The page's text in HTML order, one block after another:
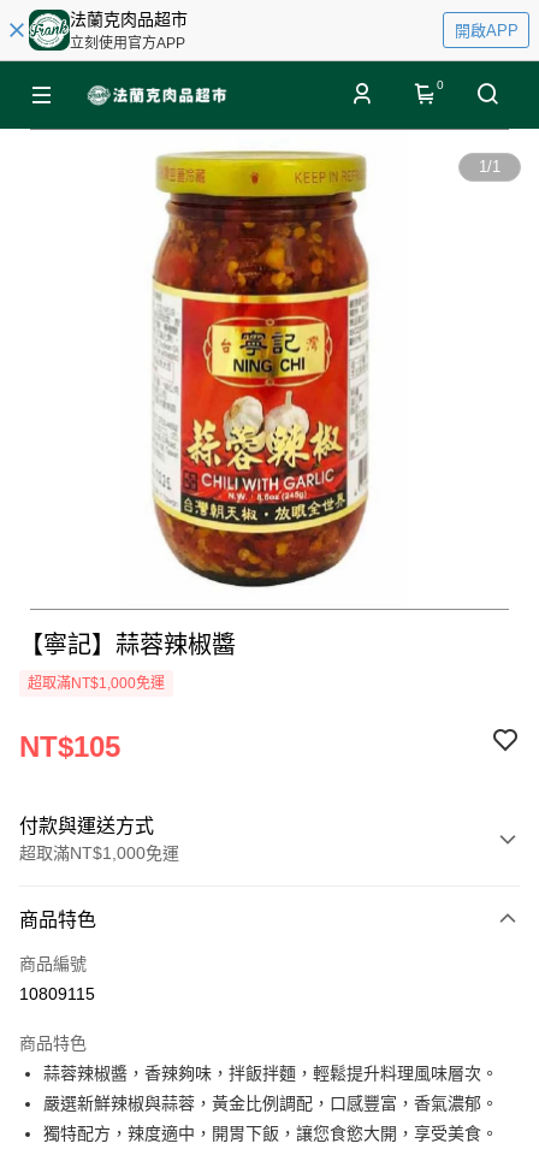
法蘭克肉品超市
立刻使用官方APP
開啟APP
0
1/1
【寧記】蒜蓉辣椒醬
超取滿NT$1,000免運
NT$105
付款與運送方式
超取滿NT$1,000免運
信用卡一次付款
LINE Pay
街口支付
悠遊付
商品特色
商品編號
10809115
商品特色
蒜蓉辣椒醬，香辣夠味，拌飯拌麵，輕鬆提升料理風味層次。
嚴選新鮮辣椒與蒜蓉，黃金比例調配，口感豐富，香氣濃郁。
獨特配方，辣度適中，開胃下飯，讓您食慾大開，享受美食。